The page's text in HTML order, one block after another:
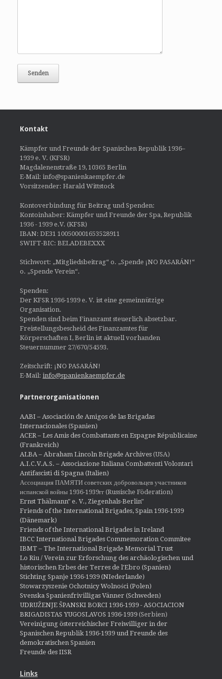
Kontakt
Kämpfer und Freunde der Spanischen Republik 1936–
1939 e. V. (KFSR)
Magdalenenstraße 19, 10365 Berlin
E-Mail: info@spanienkaempfer.de
Vorsitzender: Harald Wittstock
Kontoverbindung für Beitrag und Spenden:
Kontoinhaber: Kämpfer und Freunde der Spa, Republik
1936 - 1939 e.V. (KFSR)
IBAN: DE31 100500001653528911
SWIFT-BIC: BELADEBEXXX
Stichwort: „Mitgliedsbeitrag“ o. „Spende ¡NO PASARÁN!“
o. „Spende Verein“.
Spenden:
Der KFSR 1936-1939 e. V. ist eine gemeinnützige
Organisation.
Spenden sind beim Finanzamt steuerlich absetzbar.
Freistellungsbescheid des Finanzamtes für
Körperschaften I, Berlin ist aktuell vorhanden
Steuernummer 27/670/54593.
Zeitschrift: ¡NO PASARÁN!
E-Mail: info@spanienkaempfer.de
Partnerorganisationen
AABI – Asociación de Amigos de las Brigadas
Internacionales (Spanien)
ACER – Les Amis des Combattants en Espagne Républicaine
(Frankreich)
ALBA – Abraham Lincoln Brigade Archives (USA)
A.I.C.V.A.S. – Associazione Italiana Combattenti Volontari
Antifascisti di Spagna (Italien)
Ассоциация ПАМЯТИ советских добровольцев участников
испанской войны 1936-1939гг (Russische Föderation)
Ernst Thälmann" e. V., Ziegenhals-Berlin"
Friends of the International Brigades, Spain 1936-1939
(Dänemark)
Friends of the International Brigades in Ireland
IBCC International Brigades Commemoration Commitee
IBMT – The International Brigade Memorial Trust
Lo Riu / Verein zur Erforschung des archäologischen und
historischen Erbes der Terres de l'Ebro (Spanien)
Stichting Spanje 1936-1939 (NIederlande)
Stowarzyszenie Ochotnicy Wolności (Polen)
Svenska Spanienfrivilligas Vänner (Schweden)
UDRUŽENJE ŠPANSKI BORCI 1936-1939 - ASOCIACION
BRIGADISTAS YUGOSLAVOS 1936-1939 (Serbien)
Vereinigung österreichischer Freiwilliger in der
Spanischen Republik 1936-1939 und Freunde des
demokratischen Spanien
Freunde des IISR
Links